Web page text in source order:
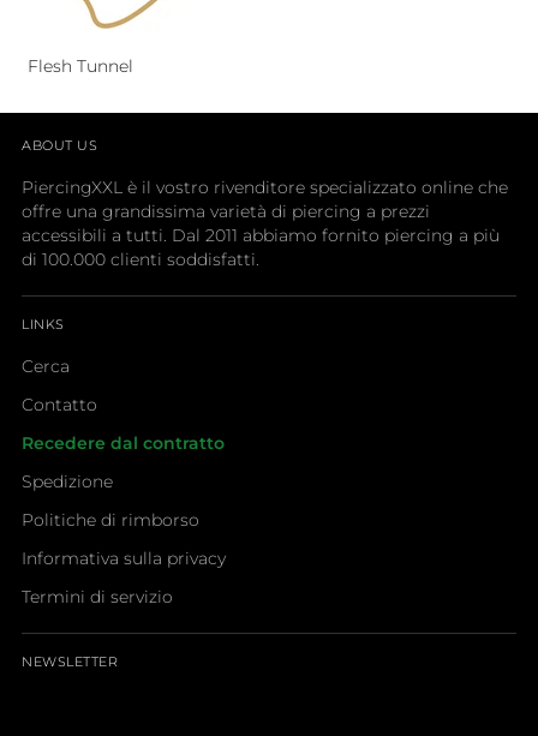
Flesh Tunnel
ABOUT US
PiercingXXL è il vostro rivenditore specializzato online che
offre una grandissima varietà di piercing a prezzi
accessibili a tutti. Dal 2011 abbiamo fornito piercing a più
di 100.000 clienti soddisfatti.
LINKS
Cerca
Contatto
Recedere dal contratto
Spedizione
Politiche di rimborso
Informativa sulla privacy
Termini di servizio
NEWSLETTER